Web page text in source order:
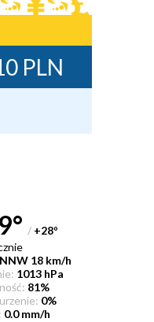
PLN
/ +28°
NNW 18 km/h
1013 hPa
81%
0%
0.0 mm/h